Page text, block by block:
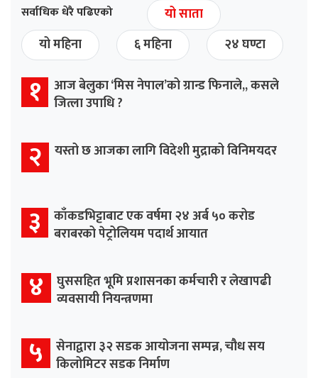
सर्वाधिक धेरै पढिएको
यो साता
यो महिना
६ महिना २४ घण्टा
१ आज बेलुका ‘मिस नेपाल’को ग्रान्ड फिनाले,, कसले
जित्ला उपाधि ?
२ यस्तो छ आजका लागि विदेशी मुद्राको विनिमयदर
३ काँकडभिट्टाबाट एक वर्षमा २४ अर्ब ५० करोड
बराबरको पेट्रोलियम पदार्थ आयात
४ घुससहित भूमि प्रशासनका कर्मचारी र लेखापढी
व्यवसायी नियन्त्रणमा
५ सेनाद्वारा ३२ सडक आयोजना सम्पन्न, चौध सय
किलोमिटर सडक निर्माण